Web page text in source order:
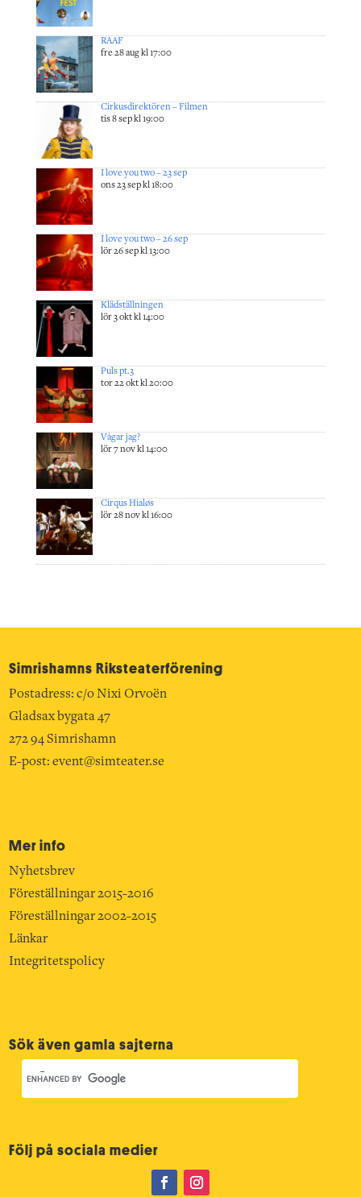
RAAF
fre 28 aug kl 17:00
Cirkusdirektören – Filmen
tis 8 sep kl 19:00
I love you two – 23 sep
ons 23 sep kl 18:00
I love you two – 26 sep
lör 26 sep kl 13:00
Klädställningen
lör 3 okt kl 14:00
Puls pt.3
tor 22 okt kl 20:00
Vågar jag?
lör 7 nov kl 14:00
Cirqus Hialøs
lör 28 nov kl 16:00
Simrishamns Riksteater­förening
Postadress: c/o Nixi Orvoën
Gladsax bygata 47
272 94 Simrishamn
E-post:event@simteater.se
Mer info
Nyhetsbrev
Föreställningar 2015-2016
Föreställningar 2002-2015
Länkar
Integritetspolicy
Sök även gamla sajterna
Följ på sociala medier